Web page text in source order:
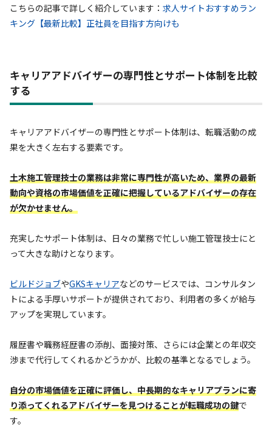
こちらの記事で詳しく紹介しています： 求人サイトおすすめラン
キング【最新比較】正社員を目指す方向けも
キャリアアドバイザーの専門性とサポート体制を比較
する
キャリアアドバイザーの専門性とサポート体制は、転職活動の成
果を大きく左右する要素です。
土木施工管理技士の業務は非常に専門性が高いため、業界の最新
動向や資格の市場価値を正確に把握しているアドバイザーの存在
が欠かせません。
充実したサポート体制は、日々の業務で忙しい施工管理技士にと
って大きな助けとなります。
ビルドジョブやGKSキャリアなどのサービスでは、コンサルタン
トによる手厚いサポートが提供されており、利用者の多くが給与
アップを実現しています。
履歴書や職務経歴書の添削、面接対策、さらには企業との年収交
渉まで代行してくれるかどうかが、比較の基準となるでしょう。
自分の市場価値を正確に評価し、中長期的なキャリアプランに寄
り添ってくれるアドバイザーを見つけることが転職成功の鍵で
す。